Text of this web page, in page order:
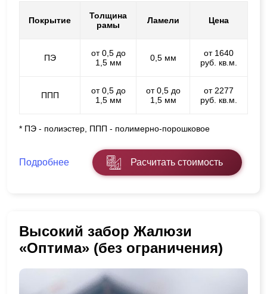
Покрытие
Толщина
рамы
Ламели Цена
ПЭ
от 0,5 до
1,5 мм
0,5 мм
от 1640
руб. кв.м.
ППП
от 0,5 до
1,5 мм
от 0,5 до
1,5 мм
от 2277
руб. кв.м.
* ПЭ - полиэстер, ППП - полимерно-порошковое
Подробнее Расчитать стоимость
Высокий забор Жалюзи
«Оптима» (без ограничения)